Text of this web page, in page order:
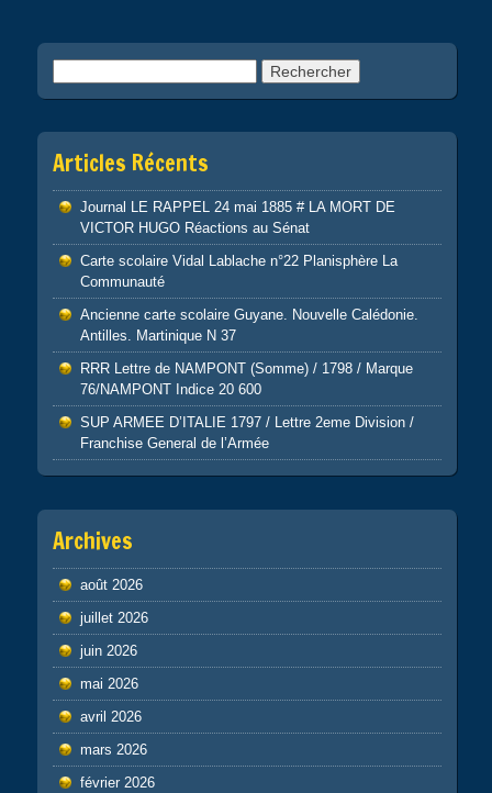
Articles Récents
Journal LE RAPPEL 24 mai 1885 # LA MORT DE
VICTOR HUGO Réactions au Sénat
Carte scolaire Vidal Lablache n°22 Planisphère La
Communauté
Ancienne carte scolaire Guyane. Nouvelle Calédonie.
Antilles. Martinique N 37
RRR Lettre de NAMPONT (Somme) / 1798 / Marque
76/NAMPONT Indice 20 600
SUP ARMEE D’ITALIE 1797 / Lettre 2eme Division /
Franchise General de l’Armée
Archives
août 2026
juillet 2026
juin 2026
mai 2026
avril 2026
mars 2026
février 2026